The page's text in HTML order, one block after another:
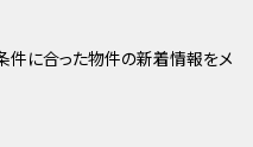
件に合った物件の新着情報をメ